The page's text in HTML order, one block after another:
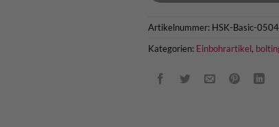
Artikelnummer: HSK-Basic-
Kategorien: Einbohrartikel,